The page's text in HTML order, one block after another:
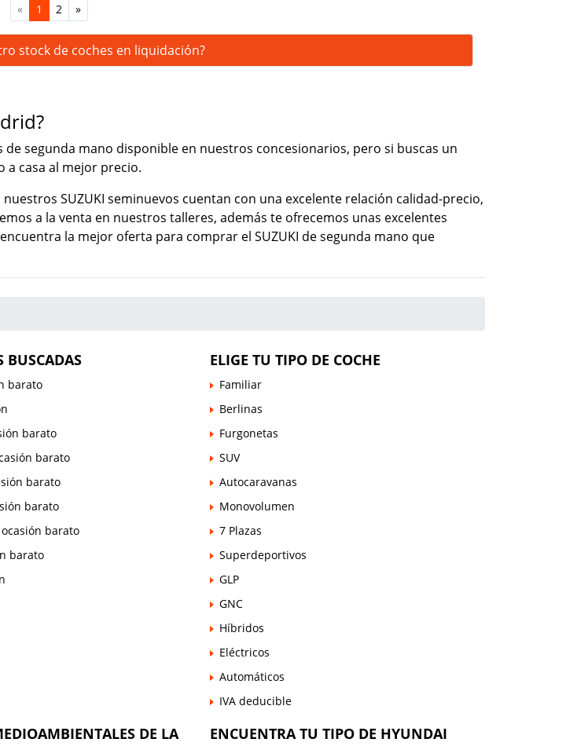
« 1 2 »
stock de coches en liquidación?
segunda mano disponible en nuestros concesionarios, pero si buscas un
a casa al mejor precio.
SUZUKI seminuevos cuentan con una excelente relación calidad-precio,
a la venta en nuestros talleres, además te ofrecemos unas excelentes
la mejor oferta para comprar el SUZUKI de segunda mano que
BUSCADAS
barato
barato
barato
barato
barato
barato
barato
ELIGE TU TIPO DE COCHE
Familiar
Berlinas
Furgonetas
SUV
Autocaravanas
Monovolumen
7 Plazas
Superdeportivos
GLP
GNC
Híbridos
Eléctricos
Automáticos
IVA deducible
DE LA
ENCUENTRA TU TIPO DE HYUNDAI